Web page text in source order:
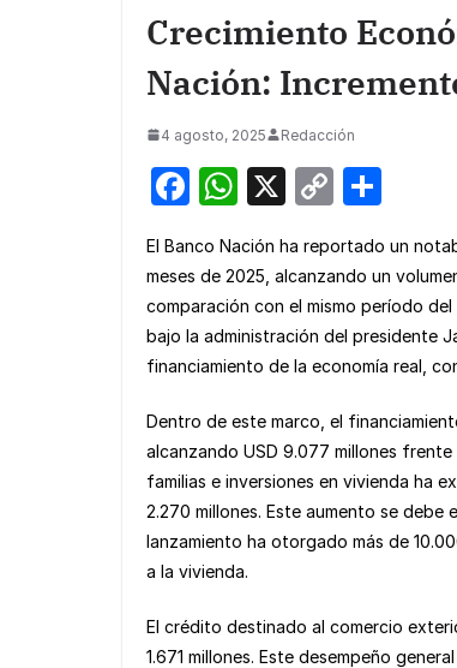
Crecimiento
Nación:
4 agosto, 2025 Redacción
F
c
e
b
o
o
k
W
at
s
A
p
p
X
C
p
y
Li
n
k
ar
e
El Banco Nación ha reportado un
meses de 2025, alcanzando un
comparación con el mismo período
bajo la administración del presidente
financiamiento de la economía real,
Dentro de este marco, el
alcanzando USD 9.077 millones
familias e inversiones en vivienda ha
2.270 millones. Este aumento se debe
lanzamiento ha otorgado más de
a la vivienda.
El crédito destinado al comercio
1.671 millones. Este desempeño